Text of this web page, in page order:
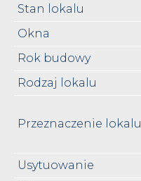
Stan lokalu
Okna
Rok budowy
Rodzaj lokalu
Przeznaczenie lokalu
Usytuowanie